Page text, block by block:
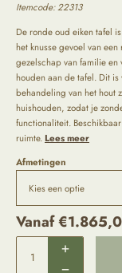
Itemcode: 22313
De ronde oud eiken tafel
het knusse gevoel van
gezelschap van familie
houden aan de tafel. Dit
behandeling van het hout
huishouden, zodat je
functionaliteit.
ruimte.Lees meer
Afmetingen
Vanaf€